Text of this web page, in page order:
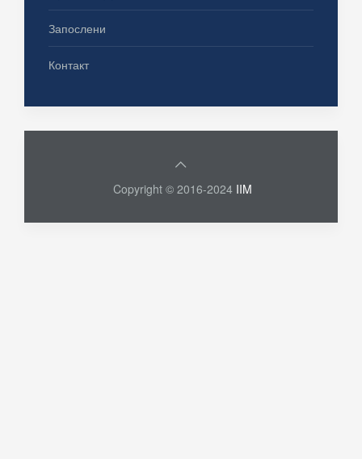
Запослени
Контакт
Copyright © 2016-2024 IIM